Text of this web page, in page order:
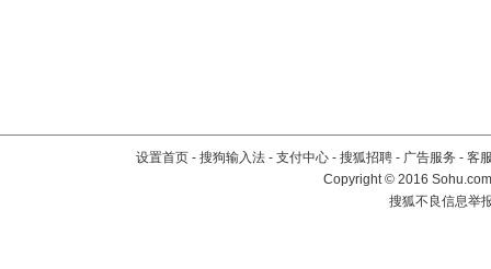
设置首页 - 搜狗输入法 - 支付中心 - 搜狐招聘 - 广告服务 - 客
Copyright©2016
搜狐不良信息举